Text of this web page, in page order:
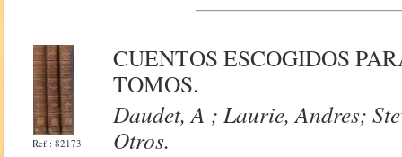
Ref.: 82173
CUENTOS ESCOGIDOS
TOMOS.
Daudet, A ; Laurie, Andres;
Otros.